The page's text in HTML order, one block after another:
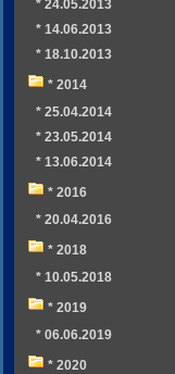
* 24.05.2013
* 14.06.2013
* 18.10.2013
* 2014
* 25.04.2014
* 23.05.2014
* 13.06.2014
* 2016
* 20.04.2016
* 2018
* 10.05.2018
* 2019
* 06.06.2019
* 2020